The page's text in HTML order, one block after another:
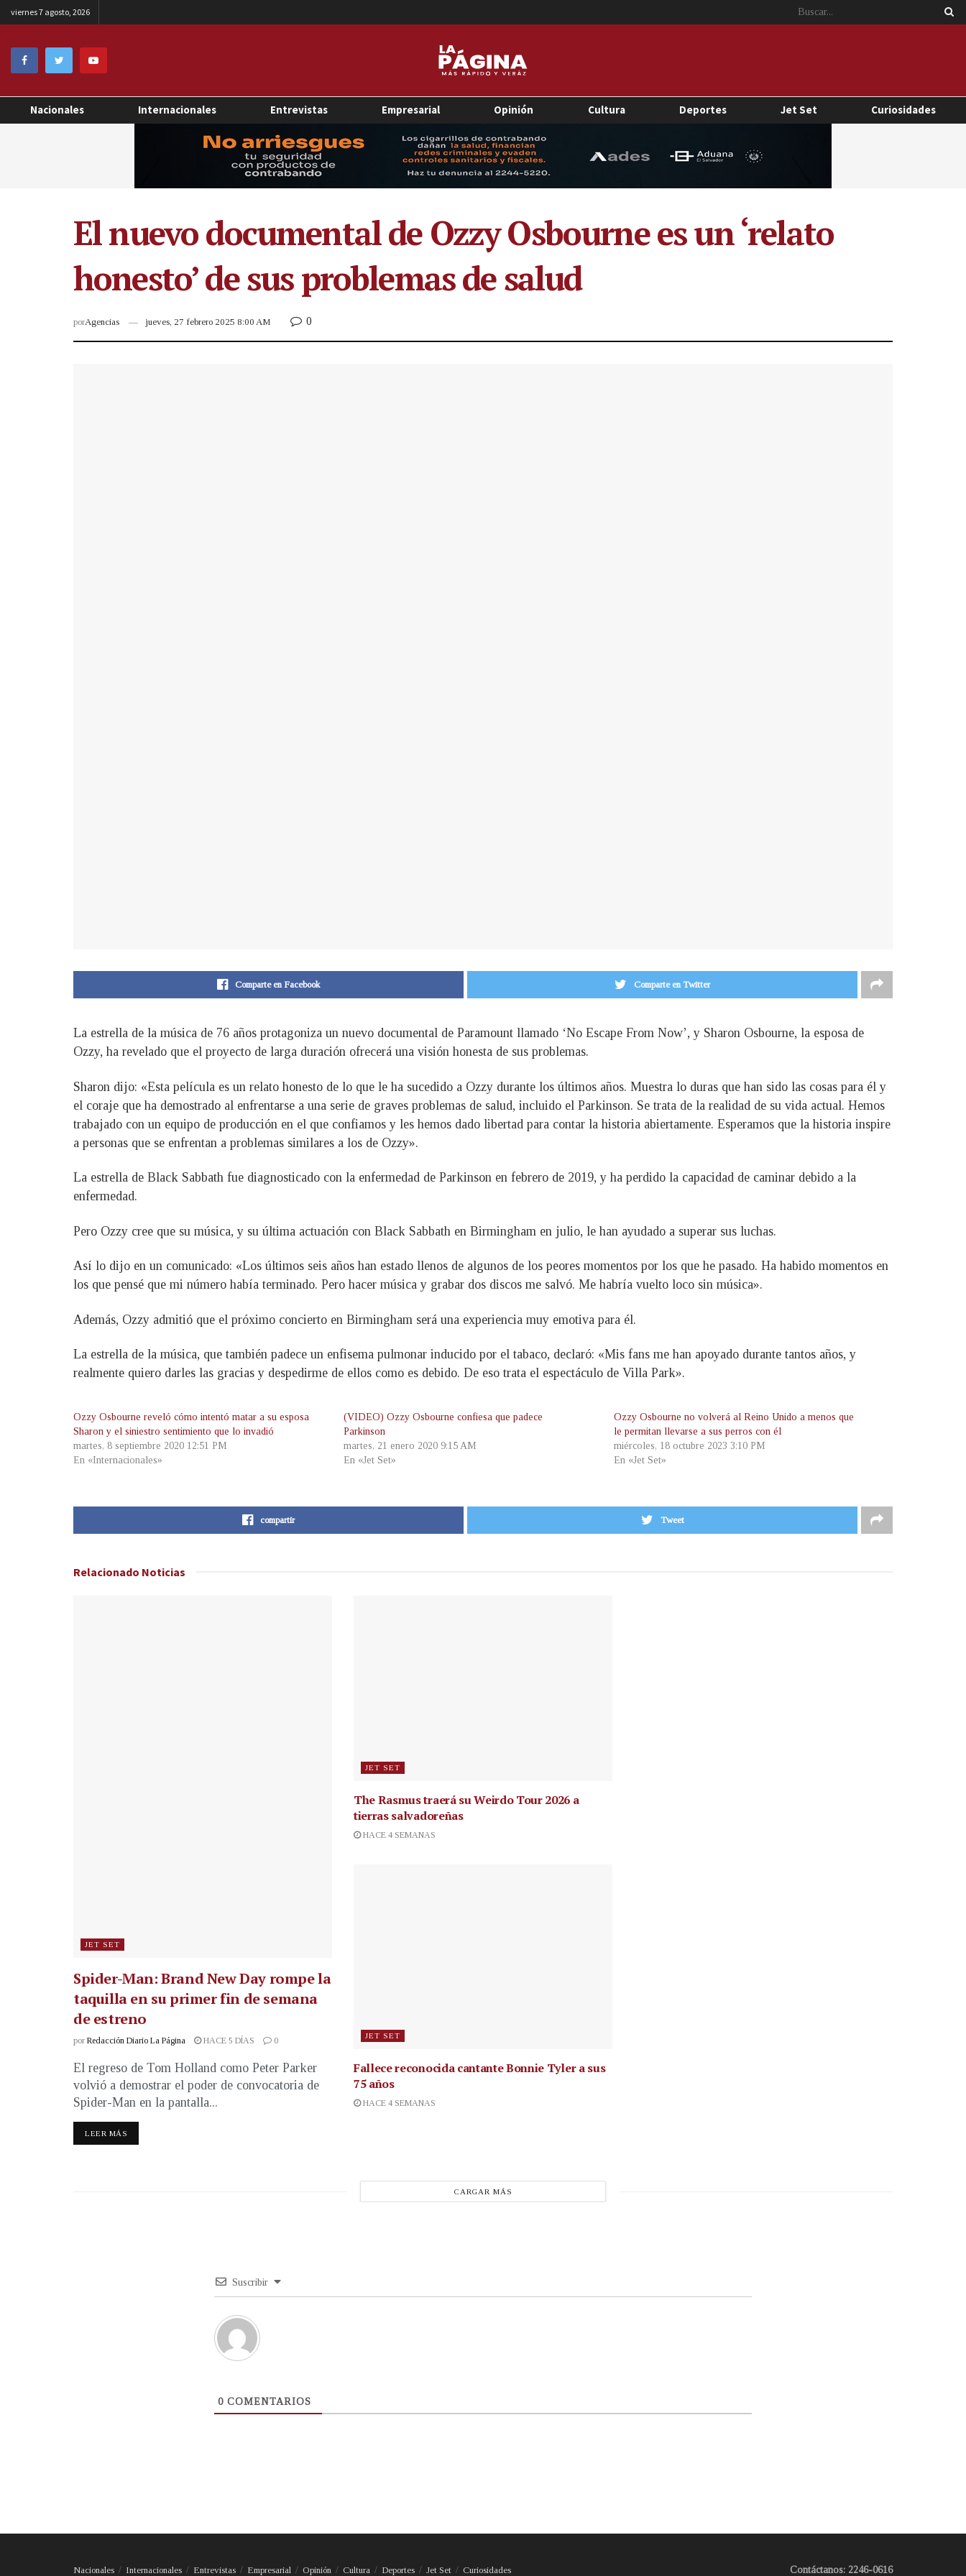
viernes 7 agosto, 2026
Nacionales Internacionales Entrevistas Empresarial Opinión Cultura Deportes Jet Set Curiosidades
El nuevo documental de Ozzy Osbourne es un ‘relato
honesto’ de sus problemas de salud
porAgencias jueves, 27 febrero 2025 8:00 AM 0
Comparte en Facebook Comparte en Twitter
La estrella de la música de 76 años protagoniza un nuevo documental de Paramount llamado ‘No Escape From Now’, y Sharon Osbourne, la esposa de
Ozzy, ha revelado que el proyecto de larga duración ofrecerá una visión honesta de sus problemas.
Sharon dijo: «Esta película es un relato honesto de lo que le ha sucedido a Ozzy durante los últimos años. Muestra lo duras que han sido las cosas para él y
el coraje que ha demostrado al enfrentarse a una serie de graves problemas de salud, incluido el Parkinson. Se trata de la realidad de su vida actual. Hemos
trabajado con un equipo de producción en el que confiamos y les hemos dado libertad para contar la historia abiertamente. Esperamos que la historia inspire
a personas que se enfrentan a problemas similares a los de Ozzy».
La estrella de Black Sabbath fue diagnosticado con la enfermedad de Parkinson en febrero de 2019, y ha perdido la capacidad de caminar debido a la
enfermedad.
Pero Ozzy cree que su música, y su última actuación con Black Sabbath en Birmingham en julio, le han ayudado a superar sus luchas.
Así lo dijo en un comunicado: «Los últimos seis años han estado llenos de algunos de los peores momentos por los que he pasado. Ha habido momentos en
los que pensé que mi número había terminado. Pero hacer música y grabar dos discos me salvó. Me habría vuelto loco sin música».
Además, Ozzy admitió que el próximo concierto en Birmingham será una experiencia muy emotiva para él.
La estrella de la música, que también padece un enfisema pulmonar inducido por el tabaco, declaró: «Mis fans me han apoyado durante tantos años, y
realmente quiero darles las gracias y despedirme de ellos como es debido. De eso trata el espectáculo de Villa Park».
Ozzy Osbourne reveló cómo intentó matar a su esposa
Sharon y el siniestro sentimiento que lo invadió
martes, 8 septiembre 2020 12:51 PM
En «Internacionales»
(VIDEO) Ozzy Osbourne confiesa que padece
Parkinson
martes, 21 enero 2020 9:15 AM
En «Jet Set»
Ozzy Osbourne no volverá al Reino Unido a menos que
le permitan llevarse a sus perros con él
miércoles, 18 octubre 2023 3:10 PM
En «Jet Set»
compartir Tweet
Relacionado Noticias
JET SET
Spider-Man: Brand New Day rompe la
taquilla en su primer fin de semana
de estreno
por Redacción Diario La Página HACE 5 DÍAS 0
El regreso de Tom Holland como Peter Parker
volvió a demostrar el poder de convocatoria de
Spider-Man en la pantalla...
LEER MÁS
JET SET
The Rasmus traerá su Weirdo Tour 2026 a
tierras salvadoreñas
HACE 4 SEMANAS
JET SET
Fallece reconocida cantanteBonnie Tyler a sus
75 años
HACE 4 SEMANAS
CARGAR MÁS
Suscribir
0 COMENTARIOS
Nacionales Internacionales Entrevistas Empresarial Opinión Cultura Deportes Jet Set Curiosidades Contáctanos: 2246-0616